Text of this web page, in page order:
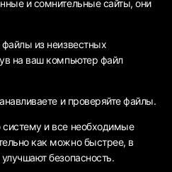
и сомнительные сайты, они
из неизвестных
на ваш компьютер файл
и проверяйте файлы.
и все необходимые
как можно быстрее, в
безопасность.